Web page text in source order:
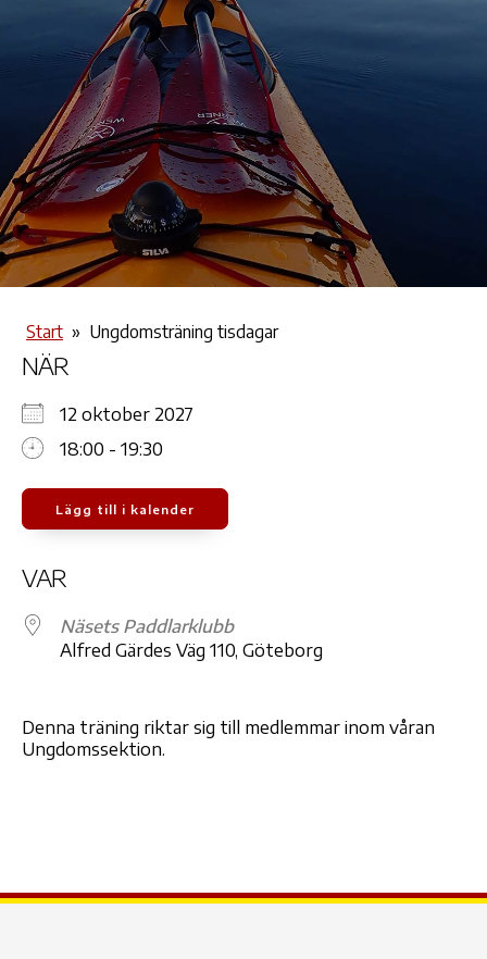
Start » Ungdomsträning tisdagar
NÄR
12 oktober 2027
18:00 - 19:30
Lägg till i kalender
VAR
Näsets Paddlarklubb
Alfred Gärdes Väg 110, Göteborg
Denna träning riktar sig till medlemmar inom våran
Ungdomssektion.